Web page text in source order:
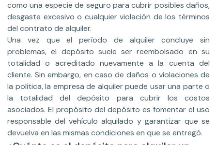
como una especie de seguro para cubrir posibles daños,
desgaste excesivo o cualquier violación de los términos
del contrato de alquiler.
Una vez que el período de alquiler concluye sin
problemas, el depósito suele ser reembolsado en su
totalidad o acreditado nuevamente a la cuenta del
cliente. Sin embargo, en caso de daños o violaciones de
la política, la empresa de alquiler puede usar una parte o
la totalidad del depósito para cubrir los costos
asociados. El propósito del depósito es fomentar el uso
responsable del vehículo alquilado y garantizar que se
devuelva en las mismas condiciones en que se entregó.